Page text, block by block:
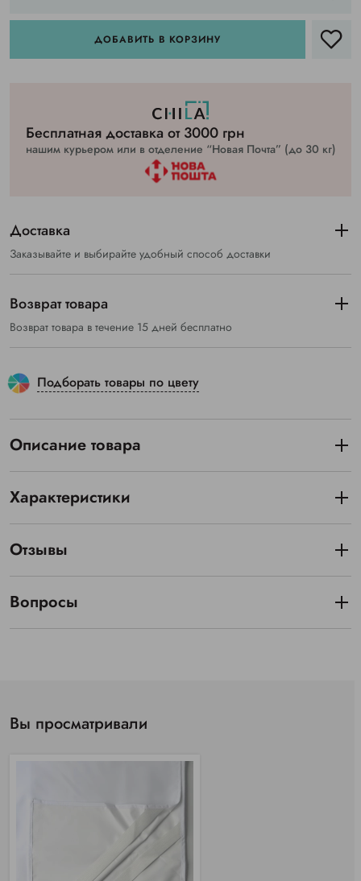
ДОБАВИТЬ В КОРЗИНУ
Бесплатная доставка от 3000 грн
нашим курьером или в отделение “Новая Почта” (до 30 кг)
Доставка
Заказывайте и выбирайте удобный способ доставки
Возврат товара
Возврат товара в течение 15 дней бесплатно
Подборать товары по цвету
Описание товара
Характеристики
Отзывы
Вопросы
Вы просматривали